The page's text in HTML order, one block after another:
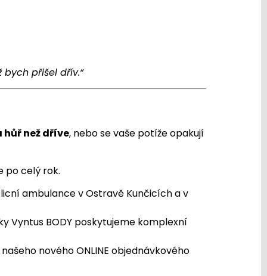
bych přišel dřív.“
hůř než dříve, nebo se vaše potíže opakují
po celý rok.
ambulance v Ostravě Kunčicích a v
Vyntus BODY poskytujeme komplexní
nového ONLINE objednávkového